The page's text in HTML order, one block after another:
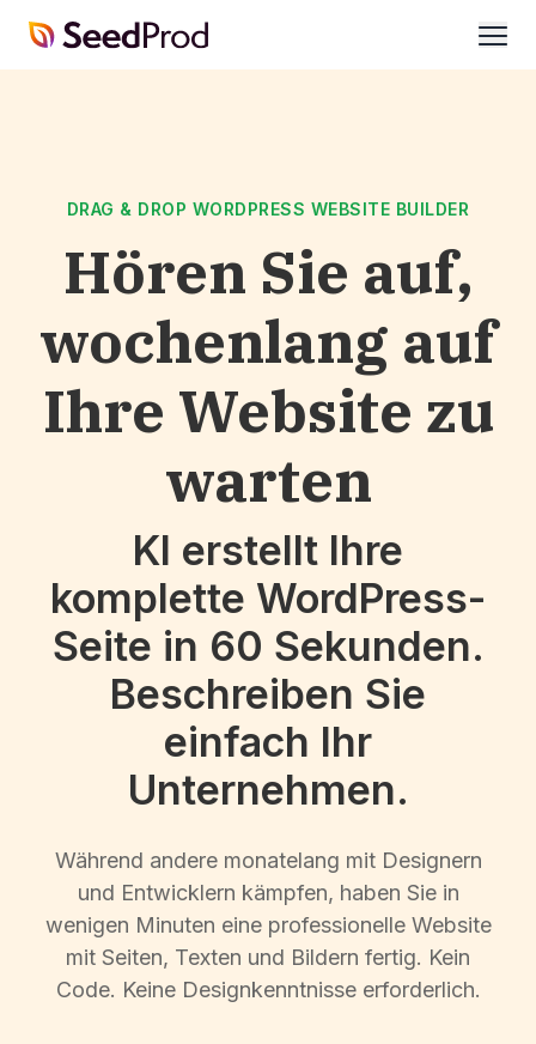
SeedProd
DRAG & DROP WORDPRESS WEBSITE BUILDER
Hören Sie auf,
wochenlang auf
Ihre Website zu
warten
KI erstellt Ihre
komplette WordPress-
Seite in 60 Sekunden.
Beschreiben Sie
einfach Ihr
Unternehmen.
Während andere monatelang mit Designern
und Entwicklern kämpfen, haben Sie in
wenigen Minuten eine professionelle Website
mit Seiten, Texten und Bildern fertig. Kein
Code. Keine Designkenntnisse erforderlich.